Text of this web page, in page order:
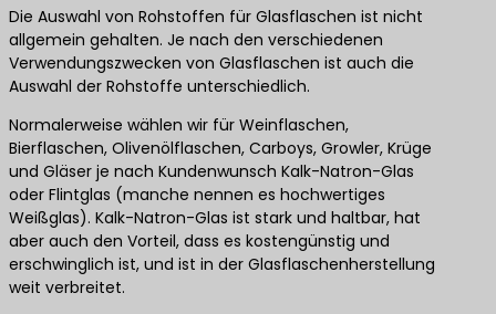
Die Auswahl von Rohstoffen für Glasflaschen ist nicht
allgemein gehalten. Je nach den verschiedenen
Verwendungszwecken von Glasflaschen ist auch die
Auswahl der Rohstoffe unterschiedlich.
Normalerweise wählen wir für Weinflaschen,
Bierflaschen, Olivenölflaschen, Carboys, Growler, Krüge
und Gläser je nach Kundenwunsch Kalk-Natron-Glas
oder Flintglas (manche nennen es hochwertiges
Weißglas). Kalk-Natron-Glas ist stark und haltbar, hat
aber auch den Vorteil, dass es kostengünstig und
erschwinglich ist, und ist in der Glasflaschenherstellung
weit verbreitet.